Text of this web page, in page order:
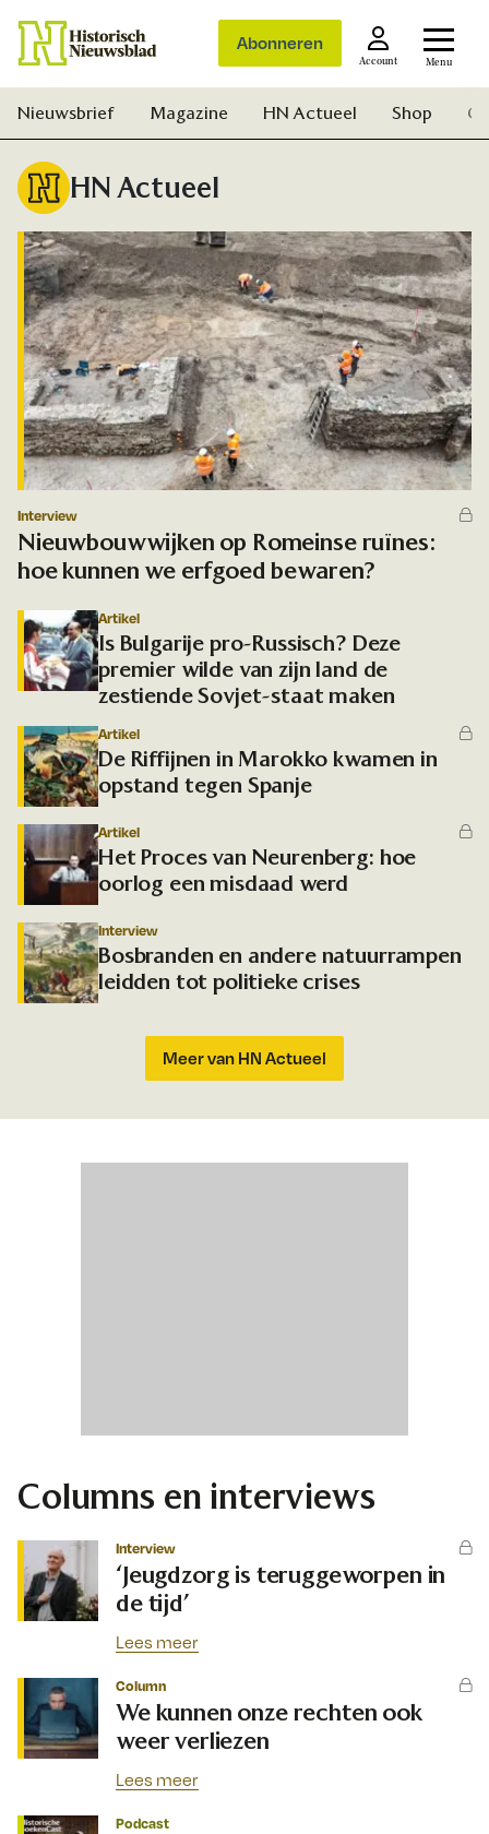
Abonneren
Account Menu
Zoek
Nieuwsbrief Magazine HN Actueel Shop
HN Actueel
Interview
Nieuwbouwwijken op Romeinse ruïnes:
hoe kunnen we erfgoed bewaren?
Artikel
Is Bulgarije pro-Russisch? Deze
premier wilde van zijn land de
zestiende Sovjet-staat maken
Artikel
De Riffijnen in Marokko kwamen in
opstand tegen Spanje
Artikel
Het Proces van Neurenberg: hoe
oorlog een misdaad werd
Interview
Bosbranden en andere natuurrampen
leidden tot politieke crises
Meer van HN Actueel
Columns en interviews
Interview
‘Jeugdzorg is teruggeworpen in
de tijd’
Lees meer
Column
We kunnen onze rechten ook
weer verliezen
Lees meer
Podcast